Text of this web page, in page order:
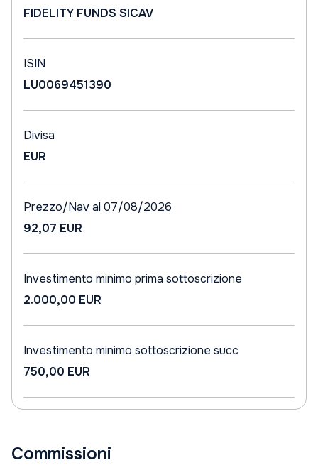
FIDELITY FUNDS SICAV
ISIN
LU0069451390
Divisa
EUR
Prezzo/Nav al 07/08/2026
92,07 EUR
Investimento minimo prima sottoscrizione
2.000,00 EUR
Investimento minimo sottoscrizione succ
750,00 EUR
Commissioni